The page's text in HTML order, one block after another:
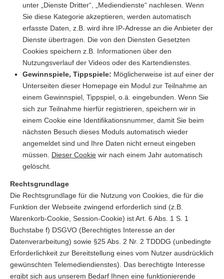
unter „Dienste Dritter“, „Mediendienste“ nachlesen. Wenn
Sie diese Kategorie akzeptieren, werden automatisch
erfasste Daten, z.B. wird ihre IP-Adresse an die Anbieter der
Dienste übertragen. Die von den Diensten Gesetzten
Cookies speichern z.B. Informationen über den
Nutzungsverlauf der Videos oder des Kartendienstes.
Gewinnspiele, Tippspiele: Möglicherweise ist auf einer der
Unterseiten dieser Homepage ein Modul zur Teilnahme an
einem Gewinnspiel, Tippspiel, o.ä. eingebunden. Wenn Sie
sich zur Teilnahme hierfür registrieren, speichern wir in
einem Cookie eine Identifikationsnummer, damit Sie beim
nächsten Besuch dieses Moduls automatisch wieder
angemeldet sind und Ihre Daten nicht erneut eingeben
müssen. Dieser Cookie wir nach einem Jahr automatisch
gelöscht.
Rechtsgrundlage
Die Rechtsgrundlage für die Nutzung von Cookies, die für die
Funktion der Webseite zwingend erforderlich sind (z.B.
Warenkorb-Cookie, Session-Cookie) ist Art. 6 Abs. 1 S. 1
Buchstabe f) DSGVO (Berechtigtes Interesse an der
Datenverarbeitung) sowie §25 Abs. 2 Nr. 2 TDDDG (unbedingte
Erforderlichkeit zur Bereitstellung eines vom Nutzer ausdrücklich
gewünschten Telemediendienstes). Das berechtigte Interesse
ergibt sich aus unserem Bedarf Ihnen eine funktionierende